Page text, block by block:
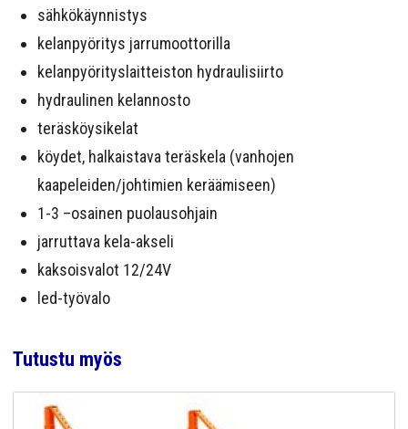
sähkökäynnistys
kelanpyöritys jarrumoottorilla
kelanpyörityslaitteiston hydraulisiirto
hydraulinen kelannosto
teräsköysikelat
köydet, halkaistava teräskela (vanhojen
kaapeleiden/johtimien keräämiseen)
1-3 –osainen puolausohjain
jarruttava kela-akseli
kaksoisvalot 12/24V
led-työvalo
Tutustu myös